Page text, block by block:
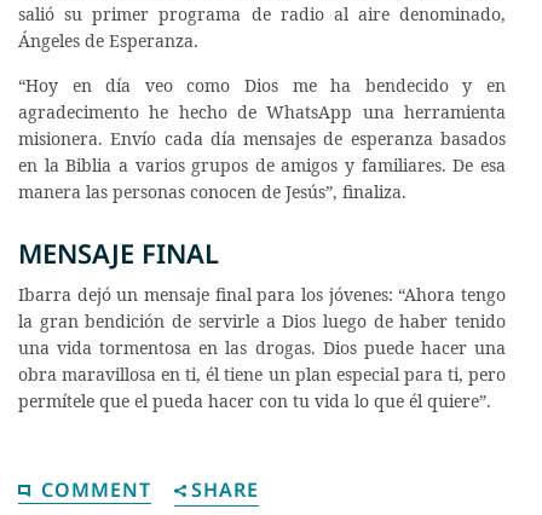
salió su primer programa de radio al aire denominado,
Ángeles de Esperanza.
“Hoy en día veo como Dios me ha bendecido y en
agradecimento he hecho de WhatsApp una herramienta
misionera. Envío cada día mensajes de esperanza basados
en la Biblia a varios grupos de amigos y familiares. De esa
manera las personas conocen de Jesús”, finaliza.
MENSAJE FINAL
Ibarra dejó un mensaje final para los jóvenes: “Ahora tengo
la gran bendición de servirle a Dios luego de haber tenido
una vida tormentosa en las drogas. Dios puede hacer una
obra maravillosa en ti, él tiene un plan especial para ti, pero
permítele que el pueda hacer con tu vida lo que él quiere”.
COMMENT
SHARE